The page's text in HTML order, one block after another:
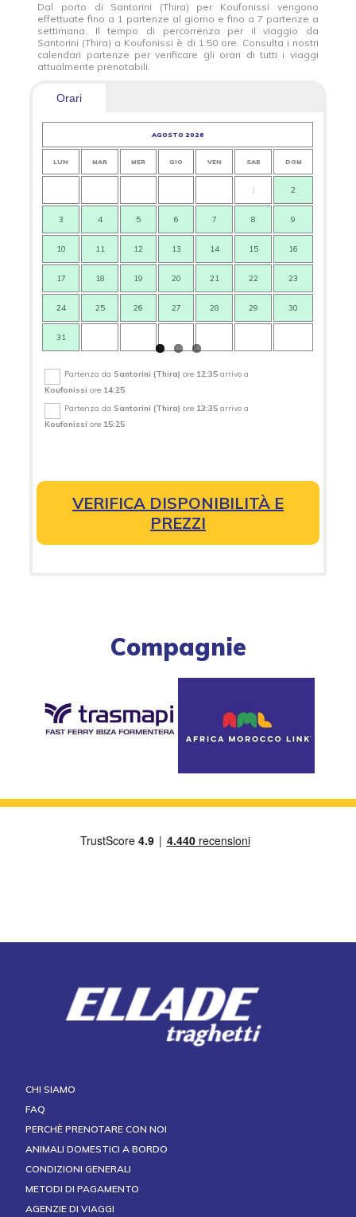
Dal porto di Santorini (Thira) per Koufonissi vengono
effettuate fino a 1 partenze al giorno e fino a 7 partenze a
settimana. Il tempo di percorrenza per il viaggio da
Santorini (Thira) a Koufonissi è di 1:50 ore. Consulta i nostri
calendari partenze per verificare gli orari di tutti i viaggi
attualmente prenotabili.
Orari
AGOSTO 2026
LUN MAR MER GIO VEN SAB DOM
1 2
3 4 5 6 7 8 9
10 11 12 13 14 15 16
17 18 19 20 21 22 23
24 25 26 27 28 29 30
31
Partenza da Santorini (Thira) ore 12:35 arrivo a
Koufonissi ore 14:25
Partenza da Santorini (Thira) ore 13:35 arrivo a
Koufonissi ore 15:25
VERIFICA DISPONIBILITÀ E
PREZZI
Compagnie
CHI SIAMO
FAQ
PERCHÈ PRENOTARE CON NOI
ANIMALI DOMESTICI A BORDO
CONDIZIONI GENERALI
METODI DI PAGAMENTO
AGENZIE DI VIAGGI